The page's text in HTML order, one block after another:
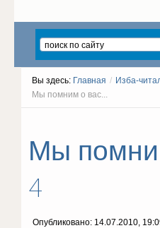
Вы здесь: Главная / Изба-
Мы помним о вас...
Мы
4
Опубликовано: 14.07.2010,